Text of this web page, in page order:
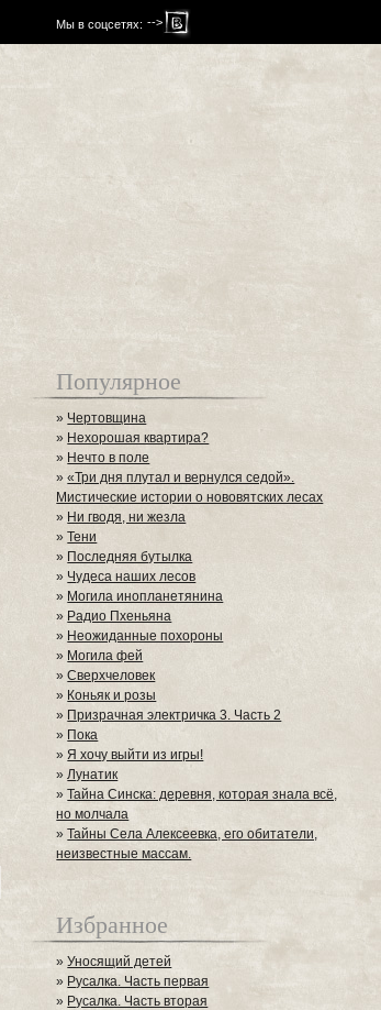
Мы в соцсетях: -->
Популярное
» Чертовщина
» Нехорошая квартира?
» Нечто в поле
»«Три дня плутал и вернулся седой».
Мистические истории о нововятских лесах
» Ни гводя, ни жезла
»Тени
» Последняя бутылка
» Чудеса наших лесов
» Могила инопланетянина
» Радио Пхеньяна
» Неожиданные похороны
» Могила фей
»Сверхчеловек
» Коньяк и розы
» Призрачная электричка 3. Часть 2
» Пока
»Я хочу выйти из игры!
»Лунатик
»Тайна Синска: деревня, которая знала всё,
но молчала
»Тайны Села Алексеевка, его обитатели,
неизвестные массам.
Избранное
»Уносящий детей
» Русалка. Часть первая
» Русалка. Часть вторая